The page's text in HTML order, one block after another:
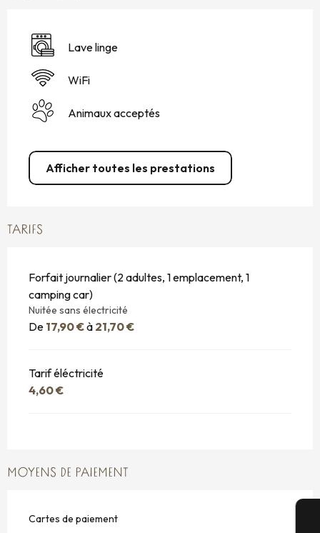
Lave linge
WiFi
Animaux acceptés
Afficher toutes les prestations
TARIFS
Forfait journalier (2 adultes, 1 emplacement, 1
camping car)
Nuitée sans électricité
De 17,90 €à 21,70 €
Tarif éléctricité
4,60 €
MOYENS DE PAIEMENT
Cartes de paiement